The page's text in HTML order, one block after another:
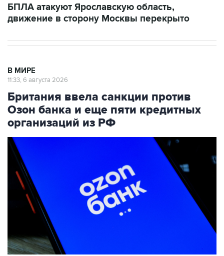
БПЛА атакуют Ярославскую область,
движение в сторону Москвы перекрыто
В МИРЕ
11:33, 6 августа 2026
Британия ввела санкции против
Озон банка и еще пяти кредитных
организаций из РФ